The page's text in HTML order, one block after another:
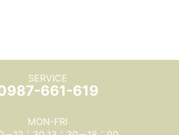
SERVICE
661-619
MON-FRI